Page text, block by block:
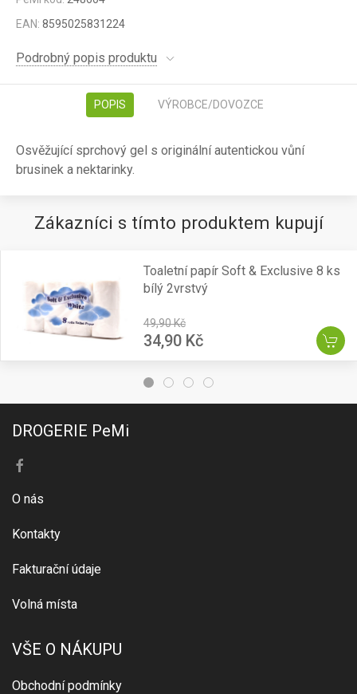
EAN: 8595025831224
Podrobný popis produktu
POPIS VÝROBCE/DOVOZCE
Osvěžující sprchový gel s originální autentickou vůní
brusinek a nektarinky.
Zákazníci s tímto produktem kupují
Toaletní papír Soft & Exclusive 8 ks
bílý 2vrstvý
49,90 Kč
34,90 Kč
DROGERIE PeMi
O nás
Kontakty
Fakturační údaje
Volná místa
VŠE O NÁKUPU
Obchodní podmínky